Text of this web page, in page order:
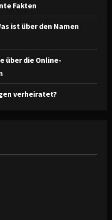
Fakten
ist über den Namen
über die Online-
verheiratet?